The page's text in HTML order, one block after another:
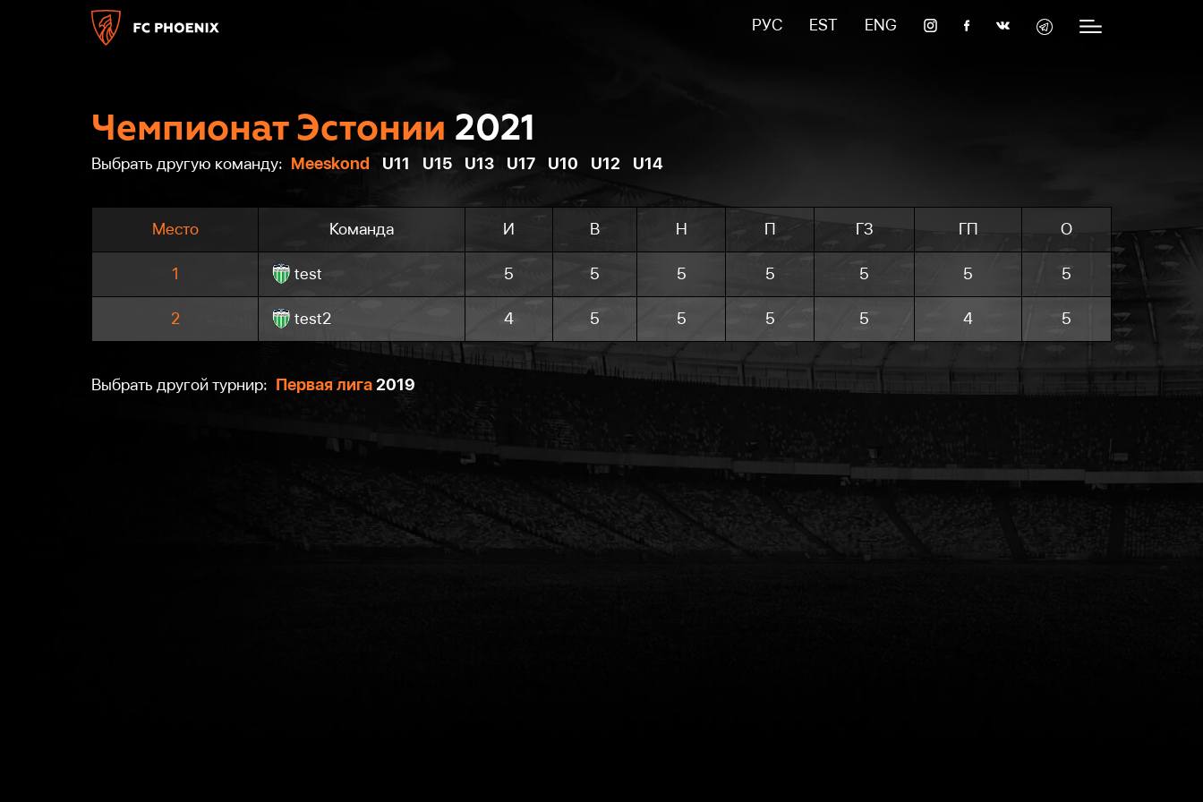
РУС EST ENG
Чемпионат Эстонии 2021
Выбрать другую команду: Meeskond U11 U15 U13 U17 U10 U12 U14
Место Команда И В Н П ГЗ ГП O
1 test 5 5 5 5 5 5 5
2 test2 4 5 5 5 5 4 5
Выбрать другой турнир: Первая лига2019